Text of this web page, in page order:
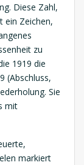
Diese Zahl,
ein Zeichen,
zu
1919 die
(Abschluss,
Sie
mit
markiert